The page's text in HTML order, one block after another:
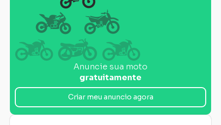
Anuncie sua moto
gratuitamente
Criar meu anuncio agora